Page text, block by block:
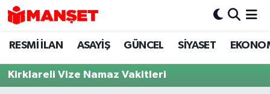
RESMİ İLAN ASAYİŞ GÜNCEL SİYASET
Kirklareli Vize Namaz Vakitleri
Hava Durumu
Trafik Durumu